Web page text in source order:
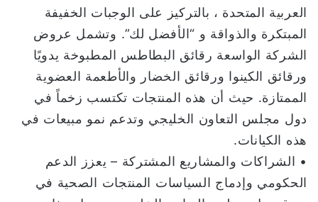
العربية المتحدة ، بالتركيز على الوجبات الخفيفة
المبتكرة والذواقة و “الأفضل لك”. وتشمل عروض
الشركة الواسعة رقائق البطاطس المطبوخة يدويًا
ورقائق الكينوا ورقائق الخضار والأطعمة العضوية
الممتازة. حيث أن هذه المنتجات تكتسب زخماً في
دول مجلس التعاون الخليجي وتدعم نمو مبيعات في
هذه الكيانات.
• الشراكات والمشاريع المشتركة – يعزز الدعم
الحكومي وإدماج السياسات المنتجات الصحية في